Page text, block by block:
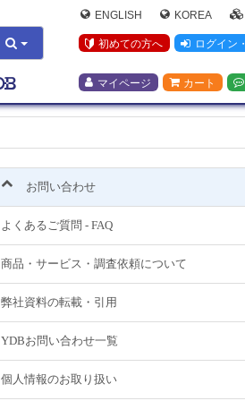
ENGLISH KOREA
初めての方へ ログイン
マイページ カート
お問い合わせ
よくあるご質問 - FAQ
商品・サービス・調査依頼について
弊社資料の転載・引用
YDBお問い合わせ一覧
個人情報のお取り扱い